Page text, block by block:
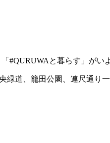
#QURUWAと暮らす」が
緑道、籠田公園、連尺通り